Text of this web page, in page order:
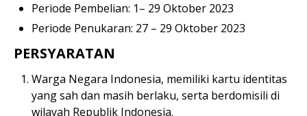
Periode Pembelian: 1– 29 Oktober 2023
Periode Penukaran: 27 – 29 Oktober 2023
PERSYARATAN
Warga Negara Indonesia, memiliki kartu identitas
yang sah dan masih berlaku, serta berdomisili di
wilayah Republik Indonesia.